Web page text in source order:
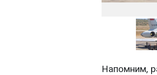
Напомним,